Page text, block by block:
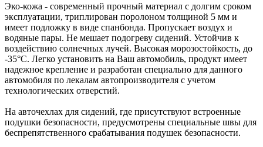
Эко-кожа - современный прочный материал с долгим сроком
эксплуатации, триплирован поролоном толщиной 5 мм и
имеет подложку в виде спанбонда. Пропускает воздух и
водяные пары. Не мешает подогреву сидений. Устойчив к
воздействию солнечных лучей. Высокая морозостойкость, до
-35°C. Легко установить на Ваш автомобиль, продукт имеет
надежное крепление и разработан специально для данного
автомобиля по лекалам автопроизводителя с учетом
технологических отверстий.
На авточехлах для сидений, где присутствуют встроенные
подушки безопасности, предусмотрены специальные швы для
беспрепятственного срабатывания подушек безопасности.